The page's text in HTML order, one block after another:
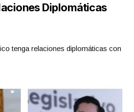
Diplomáticas
tenga relaciones diplomáticas con